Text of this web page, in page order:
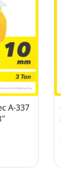
A-337